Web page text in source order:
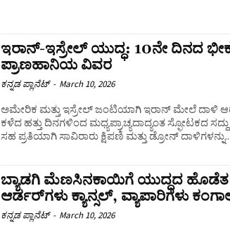
ಇರಾನ್-ಇಸ್ರೇಲ್ ಯುದ್ಧ: 10ನೇ ದಿನದ
ಪ್ರಾಣಹಾನಿಯ ವಿವರ
ಕನ್ನಡ ಪ್ಲಾನೆಟ್ - March 10, 2026
ಅಮೇರಿಕ ಮತ್ತು ಇಸ್ರೇಲ್ ಜಂಟಿಯಾಗಿ ಇರಾನ್ ಮೇಲೆ ದಾಳಿ
ಕಳೆದ ಹತ್ತು ದಿನಗಳಿಂದ ಮಧ್ಯಪ್ರಾಚ್ಯದಾದ್ಯಂತ ಸ್ಫೋಟಕದ
ಸಹ ಪ್ರತಿಯಾಗಿ ಸಾವಿರಾರು ಕ್ಷಿಪಣಿ ಮತ್ತು ಡ್ರೋನ್ ದಾಳಿಗಳನ್ನು...
ಬ್ಯಾಡಗಿ ಮೆಣಸಿನಕಾಯಿಗೆ ಯುದ್ಧದ ಹೊಡೆತ:
ಆರ್ಡರ್‌ಗಳು ಕ್ಯಾನ್ಸಲ್, ವ್ಯಾಪಾರಿಗಳು
ಕನ್ನಡ ಪ್ಲಾನೆಟ್ - March 10, 2026